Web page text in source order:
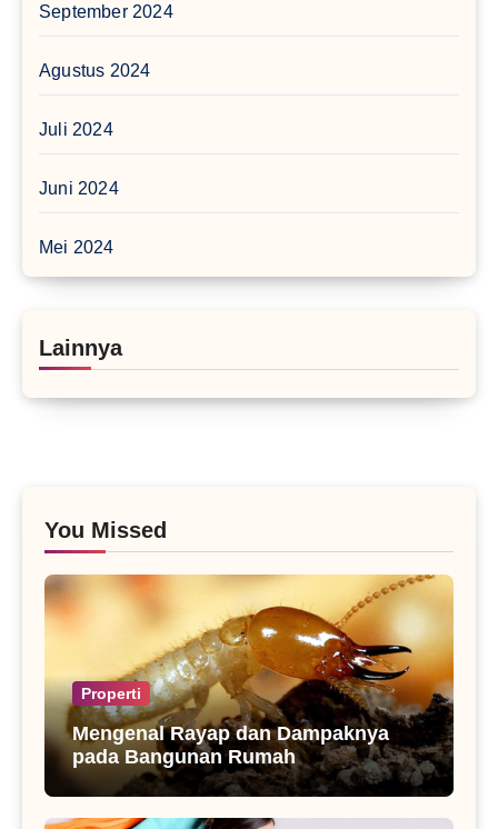
September 2024
Agustus 2024
Juli 2024
Juni 2024
Mei 2024
Lainnya
You Missed
Properti
Mengenal Rayap dan Dampaknya
pada Bangunan Rumah